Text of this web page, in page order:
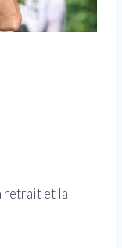
retrait et la